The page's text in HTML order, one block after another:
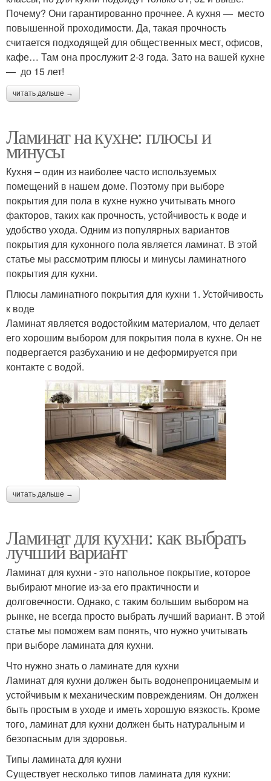
Почему? Они гарантированно прочнее. А кухня — место
повышенной проходимости. Да, такая прочность
считается подходящей для общественных мест, офисов,
кафе… Там она прослужит 2-3 года. Зато на вашей кухне
— до 15 лет!
читать дальше →
Ламинат на кухне: плюсы и
минусы
Кухня – один из наиболее часто используемых
помещений в нашем доме. Поэтому при выборе
покрытия для пола в кухне нужно учитывать много
факторов, таких как прочность, устойчивость к воде и
удобство ухода. Одним из популярных вариантов
покрытия для кухонного пола является ламинат. В этой
статье мы рассмотрим плюсы и минусы ламинатного
покрытия для кухни.
Плюсы ламинатного покрытия для кухни 1. Устойчивость
к воде
Ламинат является водостойким материалом, что делает
его хорошим выбором для покрытия пола в кухне. Он не
подвергается разбуханию и не деформируется при
контакте с водой.
читать дальше →
Ламинат для кухни: как выбрать
лучший вариант
Ламинат для кухни - это напольное покрытие, которое
выбирают многие из-за его практичности и
долговечности. Однако, с таким большим выбором на
рынке, не всегда просто выбрать лучший вариант. В этой
статье мы поможем вам понять, что нужно учитывать
при выборе ламината для кухни.
Что нужно знать о ламинате для кухни
Ламинат для кухни должен быть водонепроницаемым и
устойчивым к механическим повреждениям. Он должен
быть простым в уходе и иметь хорошую вязкость. Кроме
того, ламинат для кухни должен быть натуральным и
безопасным для здоровья.
Типы ламината для кухни
Существует несколько типов ламината для кухни: